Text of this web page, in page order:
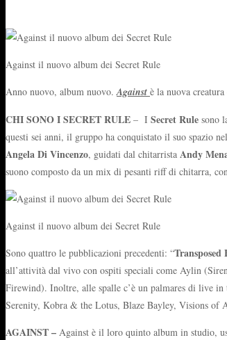
Against il nuovo album dei Secret Rule
Anno nuovo, album nuovo. Against è la nuova creatura
CHI SONO I SECRET RULE – I Secret Rule sono
questi sei anni, il gruppo ha conquistato il suo spazio
Angela Di Vincenzo, guidati dal chitarrista Andy
suono composto da un mix di pesanti riff di chitarra,
Against il nuovo album dei Secret Rule
Sono quattro le pubblicazioni precedenti: “Transposed
all’attività dal vivo con ospiti speciali come Aylin
Firewind). Inoltre, alle spalle c’è un palmares di live
Serenity, Kobra & the Lotus, Blaze Bayley, Visions
AGAINST – Against è il loro quinto album in studio,